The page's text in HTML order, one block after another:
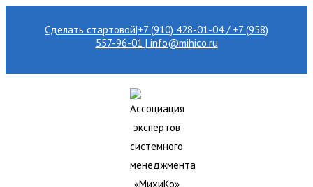
Сделать стартовой|+7 (910) 428-01-04 / +7 (958)
557-96-01 | info@mihico.ru